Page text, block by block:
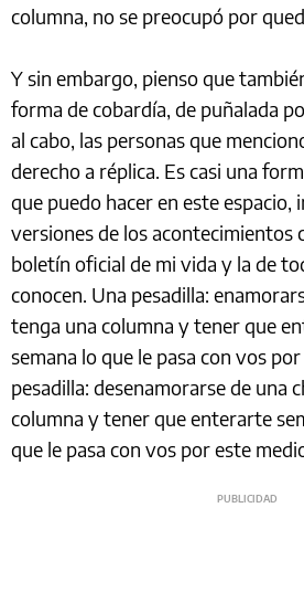
columna, no se preocupó por
Y sin embargo, pienso que
forma de cobardía, de puñalada
al cabo, las personas que
derecho a réplica. Es casi una
que puedo hacer en este espacio,
versiones de los acontecimientos
boletín oficial de mi vida y la de
conocen. Una pesadilla:
tenga una columna y tener que
semana lo que le pasa con vos
pesadilla: desenamorarse de una
columna y tener que enterarte
que le pasa con vos por este